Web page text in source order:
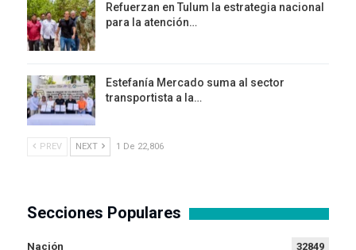
Refuerzan en Tulum la estrategia nacional
para la atención…
Estefanía Mercado suma al sector
transportista a la…
PREV NEXT 1 De 22,806
Secciones Populares
Nación 32849